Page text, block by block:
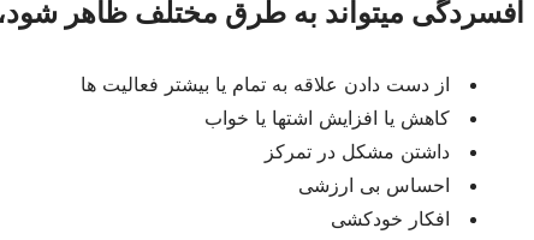
افسردگی میتواند به طرق مختلف ظاهر
از دست دادن علاقه به تمام یا بیشتر فعالیت ها
کاهش یا افزایش اشتها یا خواب
داشتن مشکل در تمرکز
احساس بی ارزشی
افکار خودکشی